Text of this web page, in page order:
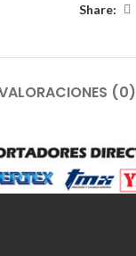
Share:
(0)